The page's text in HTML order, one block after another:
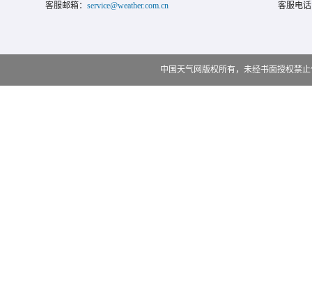
客服邮箱： service@weather.com.cn 客服电
中国天气网版权所有，未经书面授权